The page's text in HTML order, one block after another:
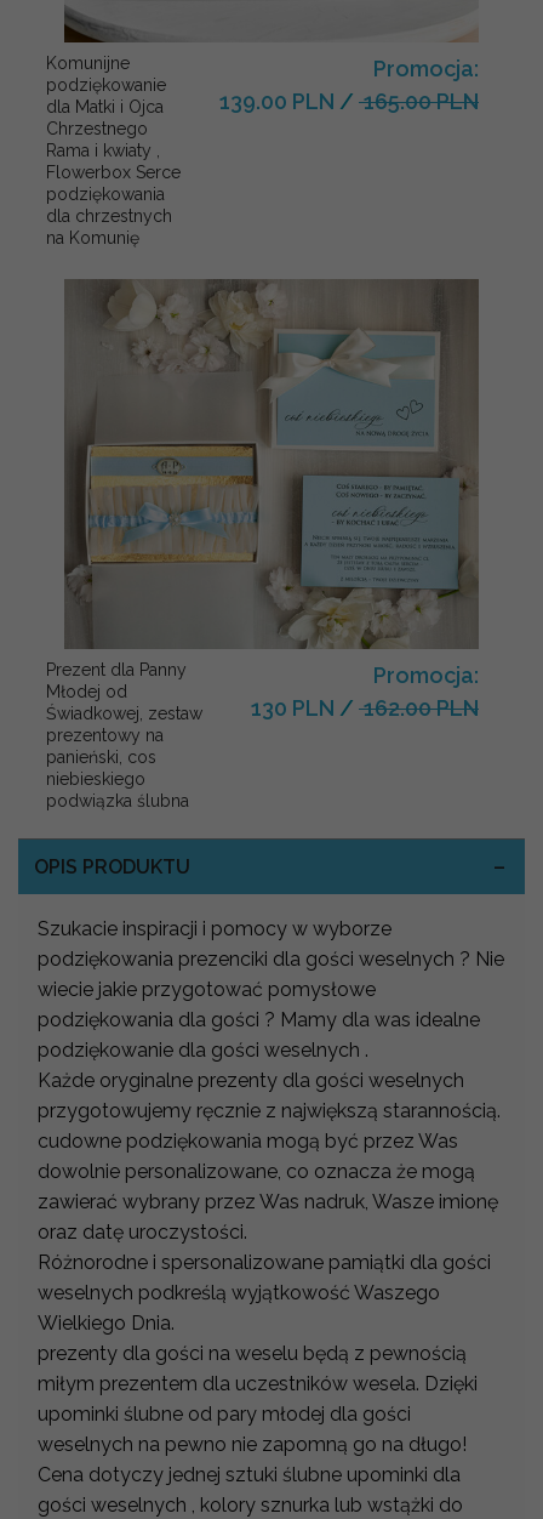
Komunijne
podziękowanie
dla Matki i Ojca
Chrzestnego
Rama i kwiaty ,
Flowerbox Serce
podziękowania
dla chrzestnych
na Komunię
Promocja:
139.00 PLN / 165.00 PLN
Prezent dla Panny
Młodej od
Świadkowej, zestaw
prezentowy na
panieński, cos
niebieskiego
podwiązka ślubna
Promocja:
130 PLN / 162.00 PLN
OPIS PRODUKTU
Szukacie inspiracji i pomocy w wyborze
podziękowania prezenciki dla gości weselnych ? Nie
wiecie jakie przygotować pomysłowe
podziękowania dla gości ? Mamy dla was idealne
podziękowanie dla gości weselnych .
Każde oryginalne prezenty dla gości weselnych
przygotowujemy ręcznie z największą starannością.
cudowne podziękowania mogą być przez Was
dowolnie personalizowane, co oznacza że mogą
zawierać wybrany przez Was nadruk, Wasze imionę
oraz datę uroczystości.
Różnorodne i spersonalizowane pamiątki dla gości
weselnych podkreślą wyjątkowość Waszego
Wielkiego Dnia.
prezenty dla gości na weselu będą z pewnością
miłym prezentem dla uczestników wesela. Dzięki
upominki ślubne od pary młodej dla gości
weselnych na pewno nie zapomną go na długo!
Cena dotyczy jednej sztuki ślubne upominki dla
gości weselnych , kolory sznurka lub wstążki do